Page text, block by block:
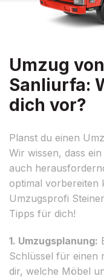
Umzug
Sanliurfa:
dich vor?
Planst du einen
Wir wissen, dass
auch
optimal vorbereiten
Umzugsprofi
Tipps für dich!
1. Umzugsplanung:
Schlüssel für einen
dir, welche Möbel